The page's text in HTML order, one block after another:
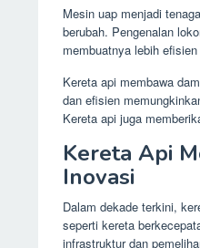
Mesin uap menjadi
berubah. Pengenalan
membuatnya lebih
Kereta api membawa
dan efisien
Kereta api juga
Kereta Api
Inovasi
Dalam dekade terkini,
seperti kereta
infrastruktur dan